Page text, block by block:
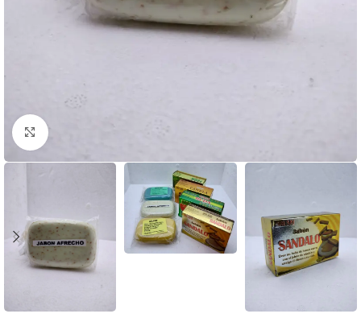
Click to enlarge